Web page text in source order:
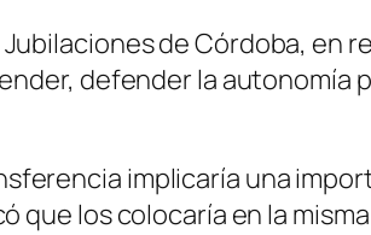
de Córdoba, en
defender la autonomía
implicaría una
los colocaría en la